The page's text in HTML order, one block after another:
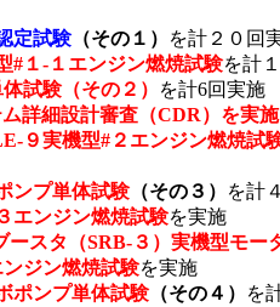
定試験（その１）
を計２０回
#１-１エンジン燃焼試験を計
試験（その２）
を計6回実施
詳細設計審査（CDR）を実
９実機型#２エンジン燃焼試
ンプ単体試験（その３）
を計
エンジン燃焼試験を実施
ースタ（SRB-３）実機型モー
ジン燃焼試験を実施
ポンプ単体試験（その４）
を